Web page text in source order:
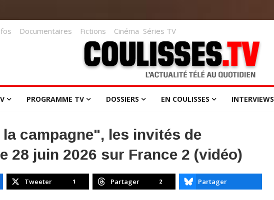
Documentaires Fictions Cinéma Séries TV
PROGRAMME TV DOSSIERS EN COULISSES INTERVIEWS
campagne", les invités de
28 juin 2026 sur France 2 (vidéo)
Tweeter 1 Partager 2 Partager